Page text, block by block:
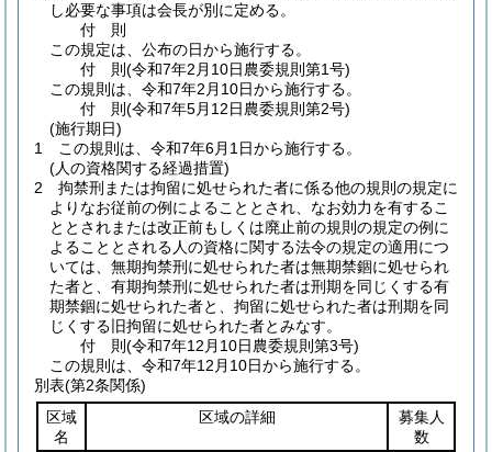
し必要な事項は会長が別に定める。
付 則
この規定は、公布の日から施行する。
付 則(令和7年2月10日農委規則第1号)
この規則は、令和7年2月10日から施行する。
付 則(令和7年5月12日農委規則第2号)
(施行期日)
1
この規則は、令和7年6月1日から施行する。
(人の資格関する経過措置)
2
拘禁刑または拘留に処せられた者に係る他の規則の規定に
よりなお従前の例によることとされ、なお効力を有するこ
ととされまたは改正前もしくは廃止前の規則の規定の例に
よることとされる人の資格に関する法令の規定の適用につ
いては、無期拘禁刑に処せられた者は無期禁錮に処せられ
た者と、有期拘禁刑に処せられた者は刑期を同じくする有
期禁錮に処せられた者と、拘留に処せられた者は刑期を同
じくする旧拘留に処せられた者とみなす。
付 則(令和7年12月10日農委規則第3号)
この規則は、令和7年12月10日から施行する。
別表(第2条関係)
区域
名
区域の詳細
募集人
数